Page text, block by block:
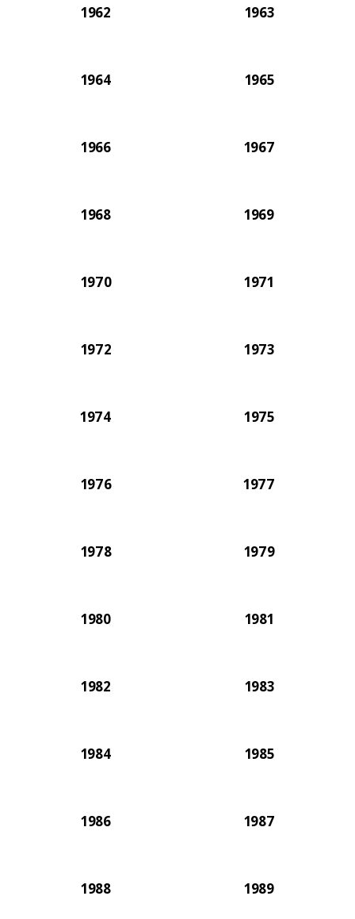
1962 1963
1964 1965
1966 1967
1968 1969
1970 1971
1972 1973
1974 1975
1976 1977
1978 1979
1980 1981
1982 1983
1984 1985
1986 1987
1988 1989